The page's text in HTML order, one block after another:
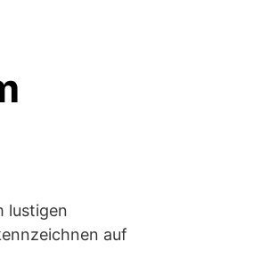
lustigen
auf